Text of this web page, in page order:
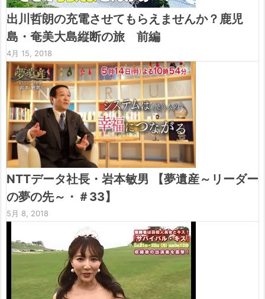
出川哲朗の充電させてもらえませんか？鹿児
島・奄美大島縦断の旅 前編
4月 15, 2018
NTTデータ社長・岩本敏男 【夢遺産～リーダー
の夢の先～・＃33】
5月 8, 2018